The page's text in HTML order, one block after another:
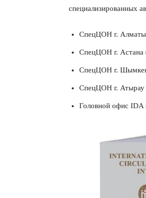
специализированных
СпецЦОН г. Алматы
СпецЦОН г. Астана
СпецЦОН г.
СпецЦОН г. Атырау
Головной офис IDA